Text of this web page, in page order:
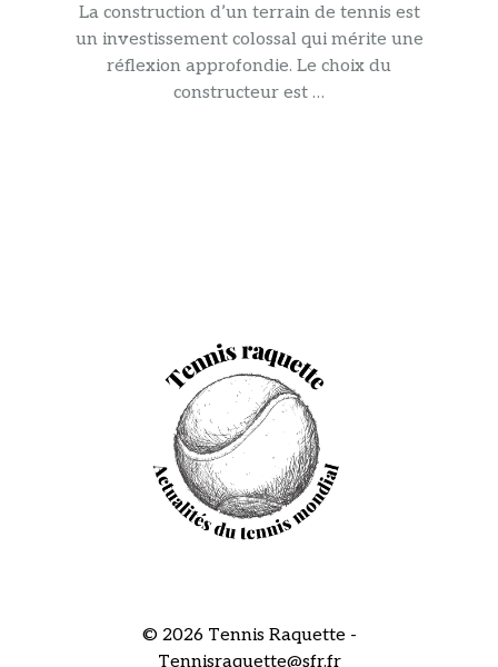
La construction d’un terrain de tennis est
un investissement colossal qui mérite une
réflexion approfondie. Le choix du
constructeur est …
© 2026 Tennis Raquette -
Tennisraquette@sfr.fr